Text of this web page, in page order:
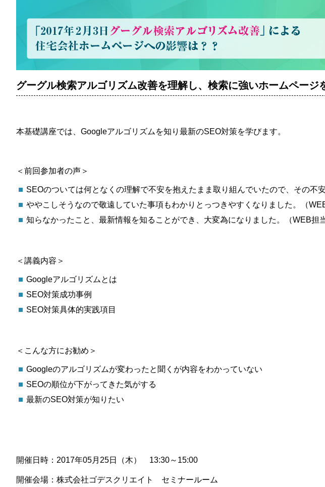
グーグル検索アルゴリズム改善を理解し、検索に強いホームページ
本基礎講座では、Googleアルゴリズムを知り最新のSEO対策を学びます。
＜前回参加者の声＞
SEOのついては何となくの理解で不安を抱えたまま取り組んでいたので、その不
ややこしそうなので敬遠していた事項もわかりとっつきやすくなりました。（
知らなかったこと、最新情報を知ることができ、大変為になりました。（WEB担
＜講義内容＞
Googleアルゴリズムとは
SEO対策成功事例
SEO対策具体的実践項目
＜こんな方にお勧め＞
Googleのアルゴリズムが変わったと聞くが内容をわかっていない
SEOの順位が下がってきた気がする
最新のSEO対策が知りたい
開催日時：2017年05月25日（木） 13:30～15:00
開催会場：株式会社ゴデスクリエイト セミナールーム